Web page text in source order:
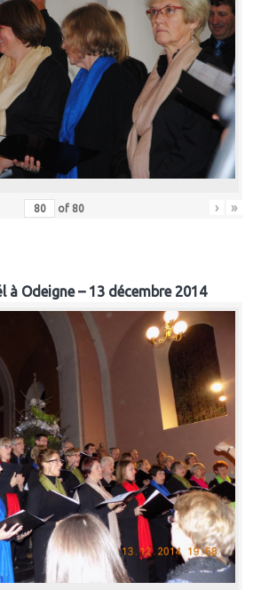
of 80 › »
à Odeigne – 13 décembre 2014